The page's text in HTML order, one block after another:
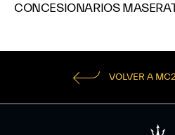
CONCESIONARIOS
VOLVER A